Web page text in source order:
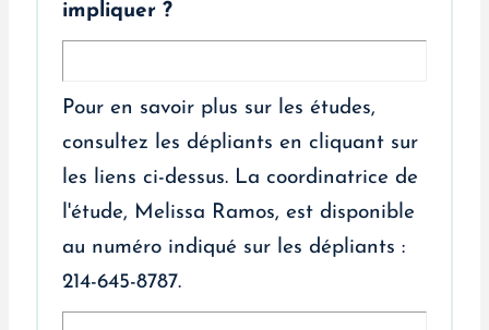
impliquer ?
Pour en savoir plus sur les études,
consultez les dépliants en cliquant sur
les liens ci-dessus. La coordinatrice de
l'étude, Melissa Ramos, est disponible
au numéro indiqué sur les dépliants :
214-645-8787.